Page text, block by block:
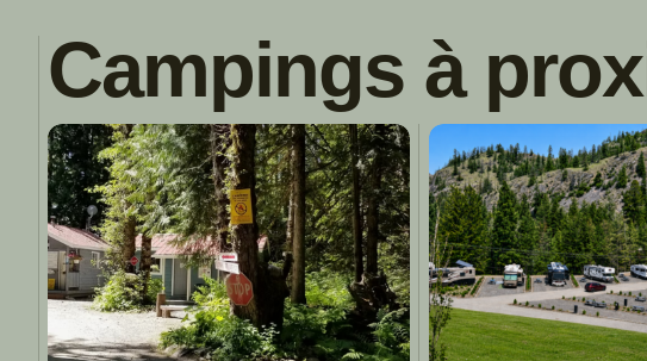
Campings à